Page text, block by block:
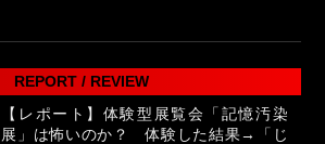
REPORT / REVIEW
【レポート】体験型展覧会「記憶汚染
展」は怖いのか？ 体験した結果→「じ